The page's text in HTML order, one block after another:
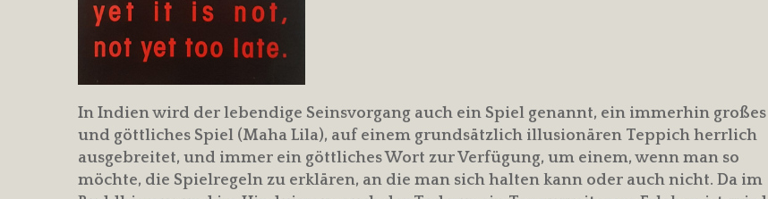
In Indien wird der lebendige Seinsvorgang auch ein Spiel genannt, ein immerhin großes
und göttliches Spiel (Maha Lila), auf einem grundsätzlich illusionären Teppich herrlich
ausgebreitet, und immer ein göttliches Wort zur Verfügung, um einem, wenn man so
möchte, die Spielregeln zu erklären, an die man sich halten kann oder auch nicht. Da im